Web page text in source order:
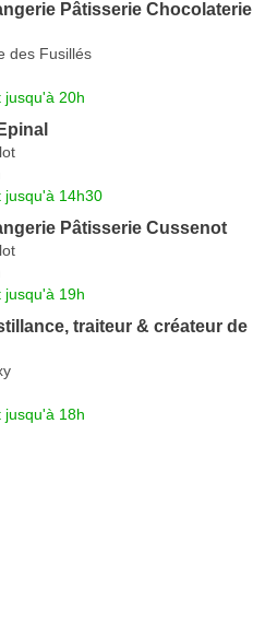
Pâtisserie Chocolaterie
des Fusillés
jusqu'à 20h
jusqu'à 14h30
Pâtisserie Cussenot
jusqu'à 19h
traiteur & créateur de
jusqu'à 18h